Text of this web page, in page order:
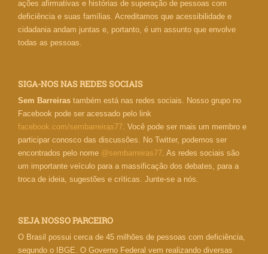
ações afirmativas e histórias de superação de pessoas com
deficiência e suas famílias. Acreditamos que acessibilidade e
cidadania andam juntas e, portanto, é um assunto que envolve
todas as pessoas.
SIGA-NOS NAS REDES SOCIAIS
Sem Barreiras também está nas redes sociais. Nosso grupo no
Facebook pode ser acessado pelo link
facebook.com/sembarreiras77 . Você pode ser mais um membro e
participar conosco das discussões. No Twitter, podemos ser
encontrados pelo nome @sembarreiras77 . As redes sociais são
um importante veículo para a massificação dos debates, para a
troca de ideia, sugestões e críticas. Junte-se a nós.
SEJA NOSSO PARCEIRO
O Brasil possui cerca de 45 milhões de pessoas com deficiência,
segundo o IBGE. O Governo Federal vem realizando diversas